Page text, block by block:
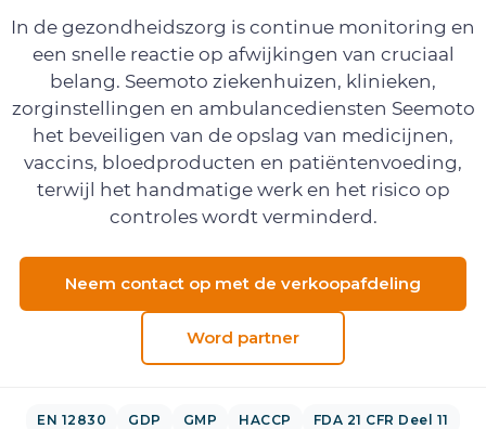
In de gezondheidszorg is continue monitoring en
een snelle reactie op afwijkingen van cruciaal
belang. Seemoto ziekenhuizen, klinieken,
zorginstellingen en ambulancediensten Seemoto
het beveiligen van de opslag van medicijnen,
vaccins, bloedproducten en patiëntenvoeding,
terwijl het handmatige werk en het risico op
controles wordt verminderd.
Neem contact op met de verkoopafdeling
Word partner
EN 12830 GDP GMP HACCP FDA 21 CFR Deel 11